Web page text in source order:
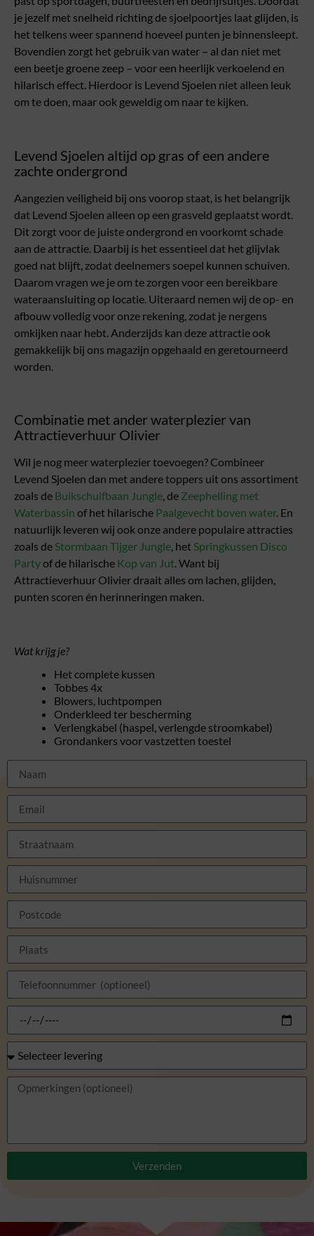
je jezelf met snelheid richting de sjoelpoortjes laat glijden, is
het telkens weer spannend hoeveel punten je binnensleept.
Bovendien zorgt het gebruik van water – al dan niet met
een beetje groene zeep – voor een heerlijk verkoelend en
hilarisch effect. Hierdoor is Levend Sjoelen niet alleen leuk
om te doen, maar ook geweldig om naar te kijken.
Levend Sjoelen altijd op gras of een andere
zachte ondergrond
Aangezien veiligheid bij ons voorop staat, is het belangrijk
dat Levend Sjoelen alleen op een grasveld geplaatst wordt.
Dit zorgt voor de juiste ondergrond en voorkomt schade
aan de attractie. Daarbij is het essentieel dat het glijvlak
goed nat blijft, zodat deelnemers soepel kunnen schuiven.
Daarom vragen we je om te zorgen voor een bereikbare
wateraansluiting op locatie. Uiteraard nemen wij de op- en
afbouw volledig voor onze rekening, zodat je nergens
omkijken naar hebt. Anderzijds kan deze attractie ook
gemakkelijk bij ons magazijn opgehaald en geretourneerd
worden.
Combinatie met ander waterplezier van
Attractieverhuur Olivier
Wil je nog meer waterplezier toevoegen? Combineer
Levend Sjoelen dan met andere toppers uit ons assortiment
zoals de Buikschuifbaan Jungle, de Zeephelling met
Waterbassin of het hilarische Paalgevecht boven water. En
natuurlijk leveren wij ook onze andere populaire attracties
zoals de Stormbaan Tijger Jungle, het Springkussen Disco
Partyof de hilarische Kop van Jut. Want bij
Attractieverhuur Olivier draait alles om lachen, glijden,
punten scoren én herinneringen maken.
Wat krijg je?
Het complete kussen
Tobbes 4x
Blowers, luchtpompen
Onderkleed ter bescherming
Verlengkabel (haspel, verlengde stroomkabel)
Grondankers voor vastzetten toestel
Verzenden